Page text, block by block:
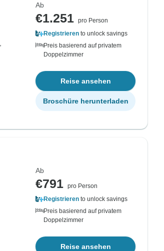
Ab
€1.251 pro Person
Registrieren to unlock savings
Preis basierend auf privatem
Doppelzimmer
Reise ansehen
Broschüre herunterladen
Ab
€791 pro Person
Registrieren to unlock savings
Preis basierend auf privatem
Doppelzimmer
Reise ansehen